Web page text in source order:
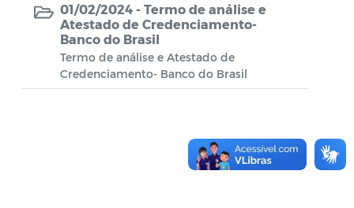
01/02/2024 - Termo de análise e
Atestado de Credenciamento-
Banco do Brasil
Termo de análise e Atestado de
Credenciamento- Banco do Brasil